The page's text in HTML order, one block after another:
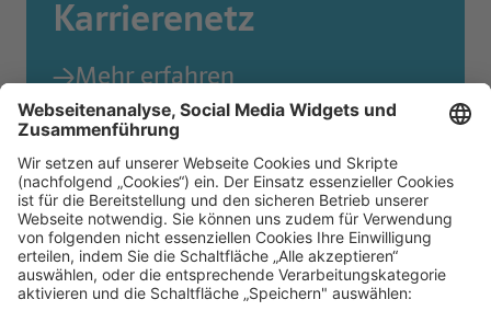
Karrierenetz
Mehr erfahren
Nicht der richtige Job dabei? Wir sind das Bayernwerk und Part
von
→ Zu den E.ON Jobs